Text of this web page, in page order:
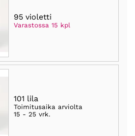
95 violetti
Varastossa 15 kpl
101 lila
Toimitusaika arviolta
15 - 25 vrk.